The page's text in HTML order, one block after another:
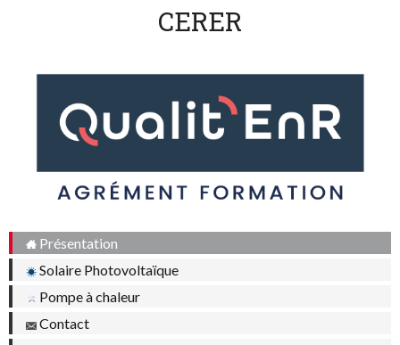
CERER
Présentation
Solaire Photovoltaïque
Pompe à chaleur
Contact